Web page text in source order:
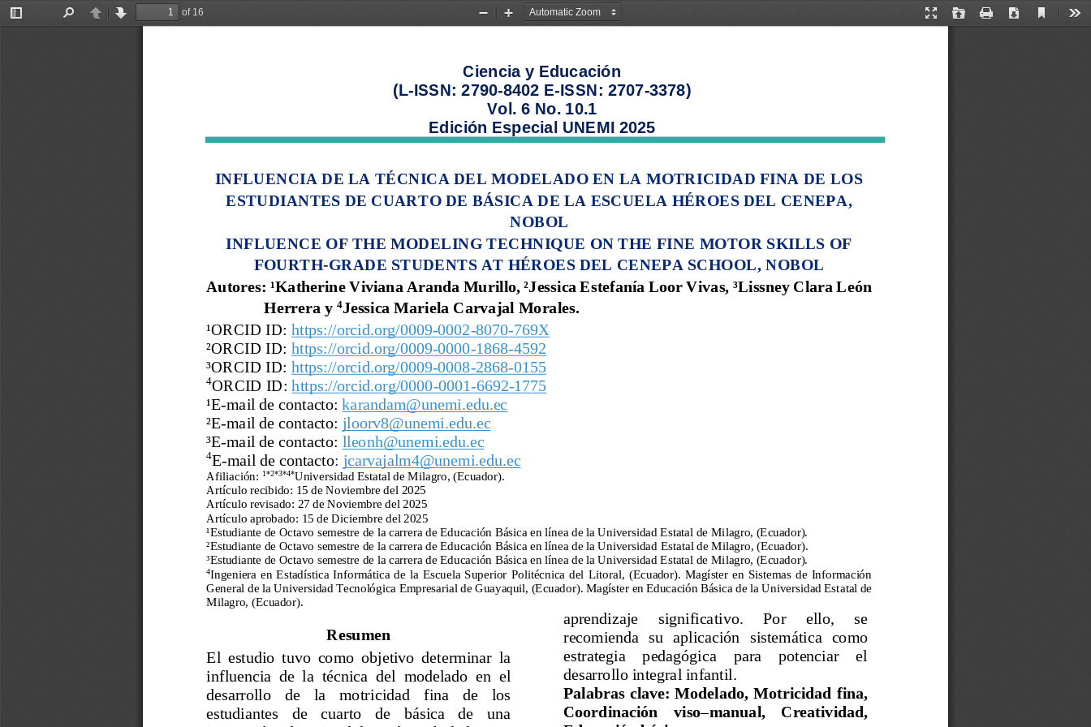
Toggle
PreviousNext
of 16
Presentation
Open Print Download
Current
Zoom
Zoom
Ciencia y Educación
(L-ISSN: 2790-8402 E-ISSN: 2707-3378)
Vol. 6 No. 10.1
Edición Especial UNEMI 2025
INFLUENCIA DE LA TÉCNICA DEL MODELADO EN LA MOTRICIDAD FINA DE LOS
ESTUDIANTES DE CUARTO DE BÁSICA DE LA ESCUELA HÉROES DEL CENEPA ,
NOBOL
INFLUENCE OF THE MODELING TECHNIQUE ON THE FINE MOTOR SKILLS OF
FOURTH-GRADE STUDENTS AT HÉROES DEL CENEPA SCHOOL, NOBOL
Autores: ¹Katherine Viviana Aranda Murillo, ²Jessica Estefanía Loor Vivas, ³Lissney Clara León
Herrera y 4Jessica Mariela Carvajal Morales.
¹ORCID ID: https://orcid.org/0009-0002-8070-769X
²ORCID ID: https://orcid.org/0009-0000-1868-4592
³ORCID ID: https://orcid.org/0009-0008-2868-0155
4ORCID ID: https://orcid.org/0000-0001-6692-1775
¹E-mail de contacto: karandam@unemi.edu.ec
²E-mail de contacto: jloorv8@unemi.edu.ec
³E-mail de contacto: lleonh@unemi.edu.ec
4E-mail de contacto: jcarvajalm4@unemi.edu.ec
Afiliación: 1*2*3*4*Universidad Estatal de Milagro, (Ecuador).
Artículo recibido: 15 de Noviembre del 2025
Artículo revisado: 27 de Noviembre del 2025
Artículo aprobado: 15 de Diciembre del 2025
¹Estudiante de Octavo semestre de la carrera de Educación Básica en línea de la Universidad Estatal de Milagro, (Ecuador).
²Estudiante de Octavo semestre de la carrera de Educación Básica en línea de la Universidad Estatal de Milagro, (Ecuador).
³Estudiante de Octavo semestre de la carrera de Educación Básica en línea de la Universidad Estatal de Milagro, (Ecuador).
4Ingeniera  en  Estadística  Informática  de  la  Escuela  Superior  Politécnica  del  Litoral, (Ecuador).  Magíster  en  Sistemas  de  Información
General de la Universidad Tecnológica Empresarial de Guayaquil, (Ecuador). Magíster en Educación Básica de la Universidad Estatal de
Milagro, (Ecuador).
Resumen
El  estudio  tuvo  como  objetivo  determinar  la
influencia  de  la  técnica  del  modelado  en  el
desarrollo   de   la   motricidad   fina   de   los
estudiantes   de   cuarto   de   básica   de   una
aprendizaje     significativo.     Por     ello,     se
recomienda  su  aplicación  sistemática  como
estrategia    pedagógica    para    potenciar    el
desarrollo integral infantil.
Palabras clave: Modelado, Motricidad fina,
Coordinación    viso–manual,    Creatividad,